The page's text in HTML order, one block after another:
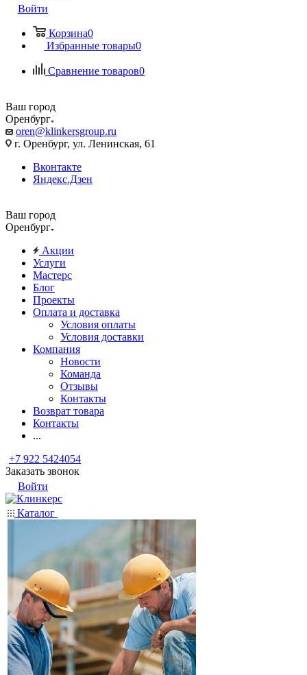
Войти
Корзина0
Избранные товары0
Сравнение товаров0
Ваш город
Оренбург
oren@klinkersgroup.ru
г. Оренбург, ул. Ленинская, 61
Вконтакте
Яндекс.Дзен
Ваш город
Оренбург
Акции
Услуги
Мастерс
Блог
Проекты
Оплата и доставка
Условия оплаты
Условия доставки
Компания
Новости
Команда
Отзывы
Контакты
Возврат товара
Контакты
...
+7 922 5424054
Заказать звонок
Войти
Каталог